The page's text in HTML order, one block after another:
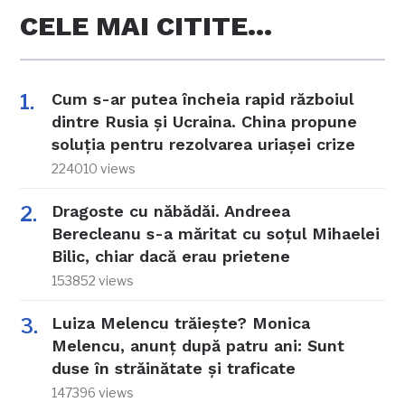
CELE MAI CITITE…
Cum s-ar putea încheia rapid războiul
dintre Rusia și Ucraina. China propune
soluția pentru rezolvarea uriașei crize
224010 views
Dragoste cu năbădăi. Andreea
Berecleanu s-a măritat cu soțul Mihaelei
Bilic, chiar dacă erau prietene
153852 views
Luiza Melencu trăiește? Monica
Melencu, anunț după patru ani: Sunt
duse în străinătate și traficate
147396 views